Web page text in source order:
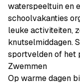
waterspeeltuin en
schoolvakanties
leuke activiteiten,
knutselmiddagen.
sportvelden of het
Zwemmen
Op warme dagen